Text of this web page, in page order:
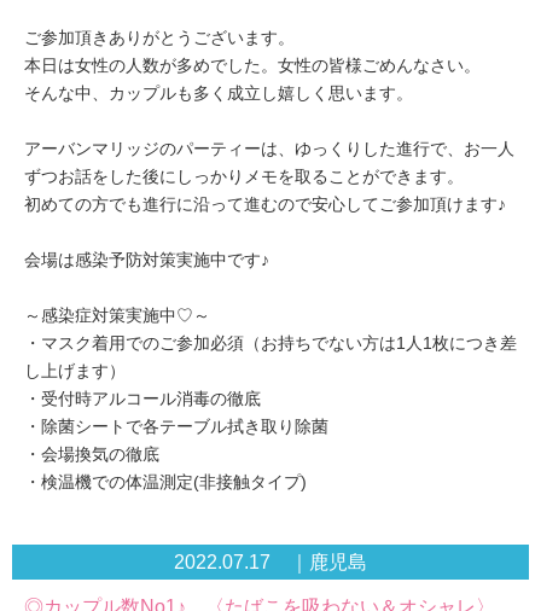
ご参加頂きありがとうございます。
本日は女性の人数が多めでした。女性の皆様ごめんなさい。
そんな中、カップルも多く成立し嬉しく思います。
アーバンマリッジのパーティーは、ゆっくりした進行で、お一人
ずつお話をした後にしっかりメモを取ることができます。
初めての方でも進行に沿って進むので安心してご参加頂けます♪
会場は感染予防対策実施中です♪
～感染症対策実施中♡～
・マスク着用でのご参加必須（お持ちでない方は1人1枚につき差
し上げます）
・受付時アルコール消毒の徹底
・除菌シートで各テーブル拭き取り除菌
・会場換気の徹底
・検温機での体温測定(非接触タイプ)
2022.07.17 ｜鹿児島